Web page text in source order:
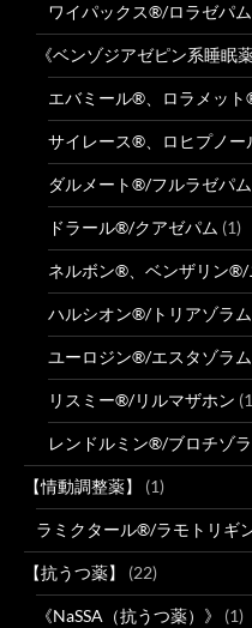
ワイパックス®/ロラゼパム
《ベンゾジアゼピン系睡眠薬
エバミール®、ロラメッ
サイレース®、ロヒプノ
ダルメート®/フルラゼパム
ドラール®/クアゼパム (1)
ネルボン®、ベンザリン®/
ハルシオン®/トリアゾラム
ユーロジン®/エスタゾラム
リスミー®/リルマザホン
レンドルミン®/ブロチゾ
【情動調整薬】 (1)
ラミクタール®/ラモトリギ
【抗うつ薬】 (22)
《NaSSA（抗うつ薬）》 (1)